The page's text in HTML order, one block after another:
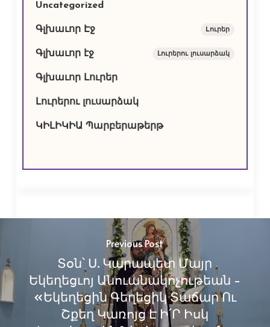
Uncategorized
Գլխաւոր Էջ Lուրեր
Գլխաւոր էջ Լուրերու լուսարձակ
Գլխաւոր Լուրեր
Լուրերու լուսարձակ
ԿԻԼԻԿԻԱ Պարբերաթերթ
Previous Post
Տօն՝ Ս. Կարապետ Մայր
Եկեղեցւոյ Անուանակոչութեան -
«Եկեղեցին Գեղեցիկ Տաճար Ու
Շքեղ Կառոյց Է Ի՛Ր Իսկ